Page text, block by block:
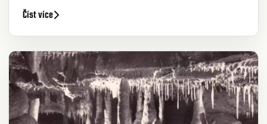
Číst více